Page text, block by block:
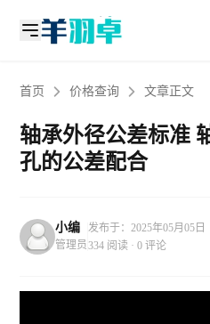
首页 价格查询 文章正文
轴承外径公差标准
孔的公差配合
小编
管理员
发布于：2025年05月05日
334 阅读 · 0 评论